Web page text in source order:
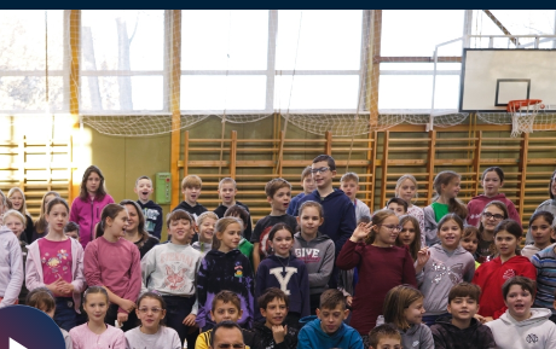
VIDI TV
GALÉRIÁK
ÖSSZEFOGLALÓK
TABELLA
MENETREND
HÍREK
VIDEOTON FC FEHÉRVÁR
NŐI NB I
JEGYINFORMÁCIÓK
LOUNGE
KLUBKÁRTYA